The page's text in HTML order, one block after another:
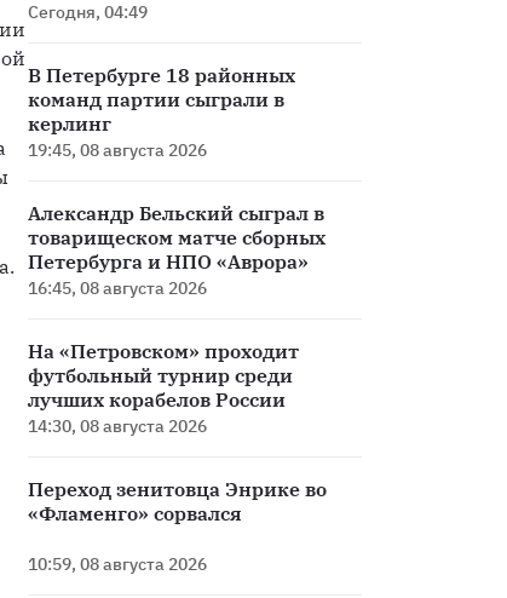
Сегодня, 04:49
В Петербурге 18 районных
команд партии сыграли в
керлинг
19:45, 08 августа 2026
Александр Бельский сыграл в
товарищеском матче сборных
Петербурга и НПО «Аврора»
16:45, 08 августа 2026
На «Петровском» проходит
футбольный турнир среди
лучших корабелов России
14:30, 08 августа 2026
Переход зенитовца Энрике во
«Фламенго» сорвался
10:59, 08 августа 2026